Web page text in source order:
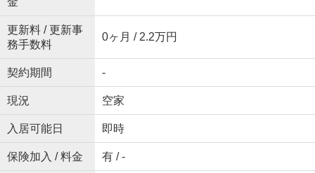
更新料 / 更新事
務手数料
0ヶ月 / 2.2万円
契約期間 -
現況 空家
入居可能日 即時
保険加入 / 料金 有 / -